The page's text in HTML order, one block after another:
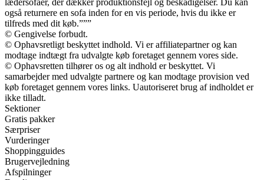
lædersofaer, der dækker produktionsfejl og beskadigelser. Du kan
også returnere en sofa inden for en vis periode, hvis du ikke er
tilfreds med dit køb.”””
© Gengivelse forbudt.
© Ophavsretligt beskyttet indhold. Vi er affiliatepartner og kan
modtage indtægt fra udvalgte køb foretaget gennem vores side.
© Ophavsretten tilhører os og alt indhold er beskyttet. Vi
samarbejder med udvalgte partnere og kan modtage provision ved
køb foretaget gennem vores links. Uautoriseret brug af indholdet er
ikke tilladt.
Sektioner
Gratis pakker
Særpriser
Vurderinger
Shoppingguides
Brugervejledning
Afspilninger